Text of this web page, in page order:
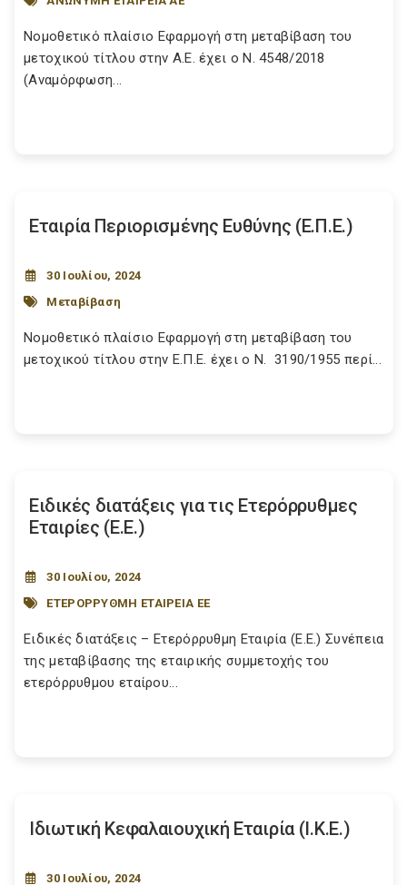
Νομοθετικό πλαίσιο Εφαρμογή στη μεταβίβαση του
μετοχικού τίτλου στην Α.Ε. έχει ο Ν. 4548/2018
(Αναμόρφωση...
Εταιρία Περιορισμένης Ευθύνης (Ε.Π.Ε.)
30 Ιουλίου, 2024
Μεταβίβαση
Νομοθετικό πλαίσιο Εφαρμογή στη μεταβίβαση του
μετοχικού τίτλου στην Ε.Π.Ε. έχει ο Ν. 3190/1955 περί...
Ειδικές διατάξεις για τις Ετερόρρυθμες
Εταιρίες (Ε.Ε.)
30 Ιουλίου, 2024
ΕΤΕΡΟΡΡΥΘΜΗ ΕΤΑΙΡΕΙΑ ΕΕ
Ειδικές διατάξεις – Ετερόρρυθμη Εταιρία (Ε.Ε.) Συνέπεια
της μεταβίβασης της εταιρικής συμμετοχής του
ετερόρρυθμου εταίρου...
Ιδιωτική Κεφαλαιουχική Εταιρία (Ι.Κ.Ε.)
30 Ιουλίου, 2024